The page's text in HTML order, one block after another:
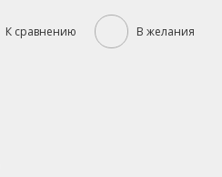
К сравнению В желания